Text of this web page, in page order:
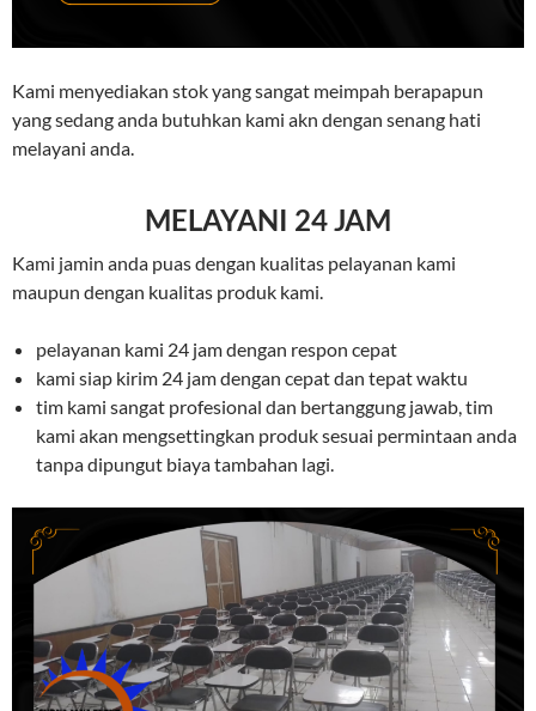
Kami menyediakan stok yang sangat meimpah berapapun
yang sedang anda butuhkan kami akn dengan senang hati
melayani anda.
MELAYANI 24 JAM
Kami jamin anda puas dengan kualitas pelayanan kami
maupun dengan kualitas produk kami.
pelayanan kami 24 jam dengan respon cepat
kami siap kirim 24 jam dengan cepat dan tepat waktu
tim kami sangat profesional dan bertanggung jawab, tim
kami akan mengsettingkan produk sesuai permintaan anda
tanpa dipungut biaya tambahan lagi.